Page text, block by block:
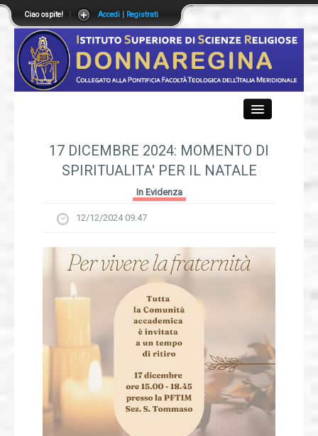
Ciao ospite! Accedi | Registrati
Didattica
Offerta Formativa
Segreteria
Pubblicazioni
17 DICEMBRE 2024: MOMENTO DI
SPIRITUALITA' PER IL NATALE
In Evidenza
12/12/2024 09.47